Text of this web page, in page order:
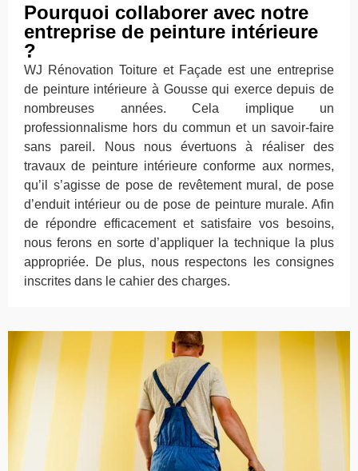
Pourquoi collaborer avec notre
entreprise de peinture intérieure
?
WJ Rénovation Toiture et Façade est une entreprise
de peinture intérieure à Gousse qui exerce depuis de
nombreuses années. Cela implique un
professionnalisme hors du commun et un savoir-faire
sans pareil. Nous nous évertuons à réaliser des
travaux de peinture intérieure conforme aux normes,
qu’il s’agisse de pose de revêtement mural, de pose
d’enduit intérieur ou de pose de peinture murale. Afin
de répondre efficacement et satisfaire vos besoins,
nous ferons en sorte d’appliquer la technique la plus
appropriée. De plus, nous respectons les consignes
inscrites dans le cahier des charges.